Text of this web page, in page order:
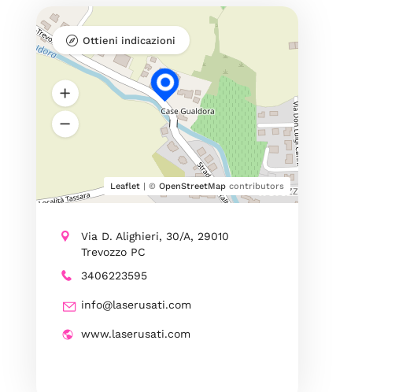
Leaflet| © OpenStreetMapcontributors
Ottieni indicazioni
Via D. Alighieri, 30/A, 29010
Trevozzo PC
3406223595
info@laserusati.com
www.laserusati.com